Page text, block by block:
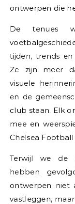
ontwerpen die
De tenues
tijden, trends
Ze zijn meer
visuele
en de
club staan. Elk
mee en
Chelsea Football
Terwijl we de
hebben
ontwerpen niet
vastleggen,